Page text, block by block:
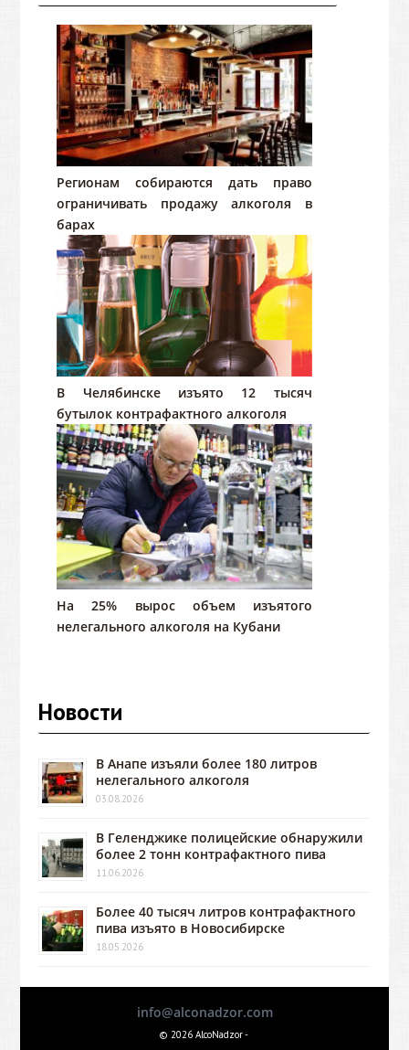
Регионам собираются дать право
ограничивать продажу алкоголя в
барах
В Челябинске изъято 12 тысяч
бутылок контрафактного алкоголя
На 25% вырос объем изъятого
нелегального алкоголя на Кубани
Новости
В Анапе изъяли более 180 литров
нелегального алкоголя
03.08.2026
В Геленджике полицейские обнаружили
более 2 тонн контрафактного пива
11.06.2026
Более 40 тысяч литров контрафактного
пива изъято в Новосибирске
18.05.2026
info@alconadzor.com
© 2026 AlcoNadzor -